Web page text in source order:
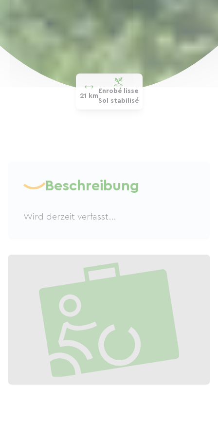
21 km
Enrobé lisse
Sol stabilisé
Beschreibung
Wird derzeit verfasst...